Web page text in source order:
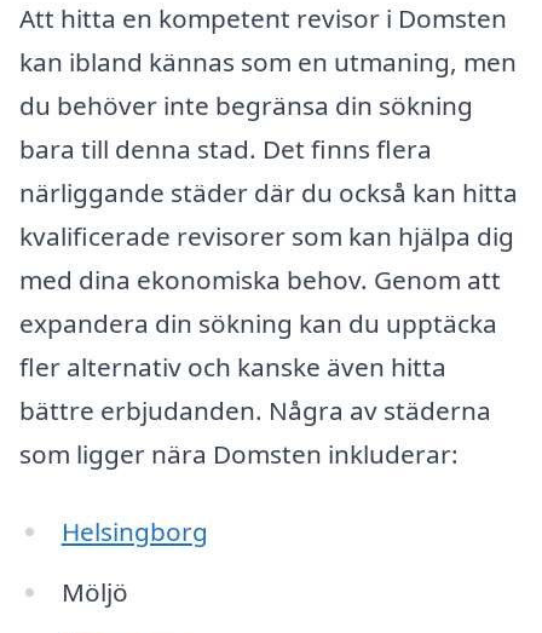
Att hitta en kompetent revisor i Domsten
kan ibland kännas som en utmaning, men
du behöver inte begränsa din sökning
bara till denna stad. Det finns flera
närliggande städer där du också kan hitta
kvalificerade revisorer som kan hjälpa dig
med dina ekonomiska behov. Genom att
expandera din sökning kan du upptäcka
fler alternativ och kanske även hitta
bättre erbjudanden. Några av städerna
som ligger nära Domsten inkluderar:
Helsingborg
Möljö